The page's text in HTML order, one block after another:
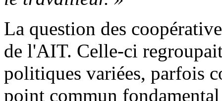
La question des
de l'AIT. Celle-ci
politiques variées, parfois
point commun